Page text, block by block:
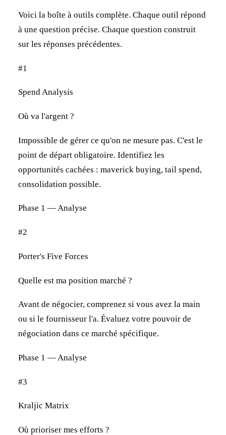
Voici la boîte à outils complète. Chaque outil répond
à une question précise. Chaque question construit
sur les réponses précédentes.
#1
Spend Analysis
Où va l'argent ?
Impossible de gérer ce qu'on ne mesure pas. C'est le
point de départ obligatoire. Identifiez les
opportunités cachées : maverick buying, tail spend,
consolidation possible.
Phase 1 — Analyse
#2
Porter's Five Forces
Quelle est ma position marché ?
Avant de négocier, comprenez si vous avez la main
ou si le fournisseur l'a. Évaluez votre pouvoir de
négociation dans ce marché spécifique.
Phase 1 — Analyse
#3
Kraljic Matrix
Où prioriser mes efforts ?